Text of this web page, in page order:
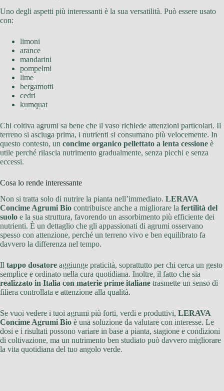
Uno degli aspetti più interessanti è la sua versatilità. Può essere usato
con:
limoni
arance
mandarini
pompelmi
lime
bergamotti
cedri
kumquat
Chi coltiva agrumi sa bene che il vaso richiede attenzioni particolari. Il
terreno si asciuga prima, i nutrienti si consumano più velocemente. In
questo contesto, un concime organico pellettato a lenta cessione è
utile perché rilascia nutrimento gradualmente, senza picchi e senza
eccessi.
Cosa lo rende interessante
Non si tratta solo di nutrire la pianta nell’immediato. LERAVA
Concime Agrumi Bio contribuisce anche a migliorare la fertilità del
suolo e la sua struttura, favorendo un assorbimento più efficiente dei
nutrienti. È un dettaglio che gli appassionati di agrumi osservano
spesso con attenzione, perché un terreno vivo e ben equilibrato fa
davvero la differenza nel tempo.
Il tappo dosatore aggiunge praticità, soprattutto per chi cerca un gesto
semplice e ordinato nella cura quotidiana. Inoltre, il fatto che sia
realizzato in Italia con materie prime italiane trasmette un senso di
filiera controllata e attenzione alla qualità.
Se vuoi vedere i tuoi agrumi più forti, verdi e produttivi, LERAVA
Concime Agrumi Bio è una soluzione da valutare con interesse. Le
dosi e i risultati possono variare in base a pianta, stagione e condizioni
di coltivazione, ma un nutrimento ben studiato può davvero migliorare
la vita quotidiana del tuo angolo verde.